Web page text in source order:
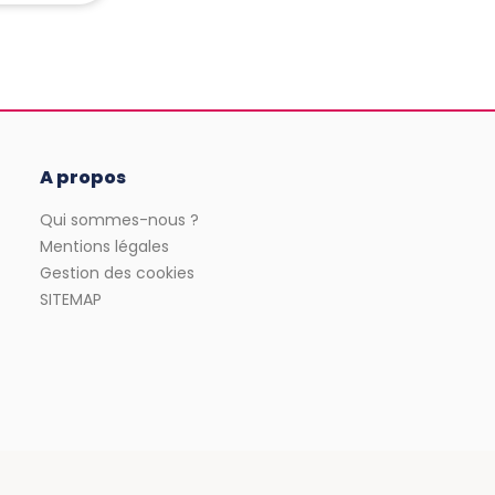
A propos
Qui sommes-nous ?
Mentions légales
Gestion des cookies
SITEMAP